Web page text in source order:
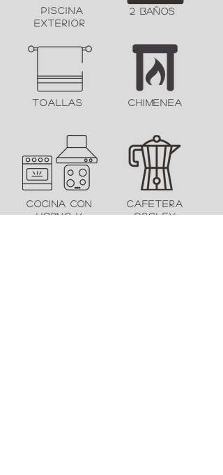
piscina
exterior
2 baños
chimenea
toallas
cafetera
oroley
cocina con
horno y